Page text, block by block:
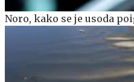
Noro, kako se je usoda